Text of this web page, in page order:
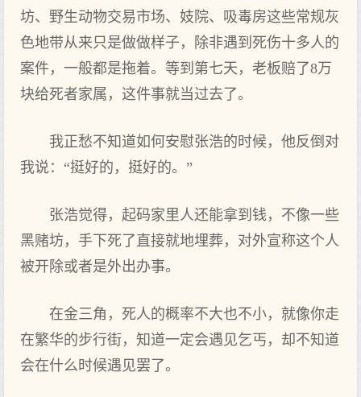
坊、野生动物交易市场、妓院、吸毒房这些常规灰
色地带从来只是做做样子，除非遇到死伤十多人的
案件，一般都是拖着。等到第七天，老板赔了8万
块给死者家属，这件事就当过去了。
我正愁不知道如何安慰张浩的时候，他反倒对
我说：“挺好的，挺好的。”
张浩觉得，起码家里人还能拿到钱，不像一些
黑赌坊，手下死了直接就地埋葬，对外宣称这个人
被开除或者是外出办事。
在金三角，死人的概率不大也不小，就像你走
在繁华的步行街，知道一定会遇见乞丐，却不知道
会在什么时候遇见罢了。